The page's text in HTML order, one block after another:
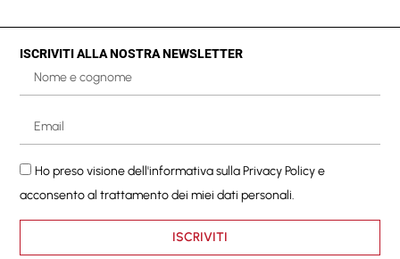
ISCRIVITI ALLA NOSTRA NEWSLETTER
Ho preso visione dell'informativa sullaPrivacy Policye
acconsento al trattamento dei miei dati personali.
ISCRIVITI